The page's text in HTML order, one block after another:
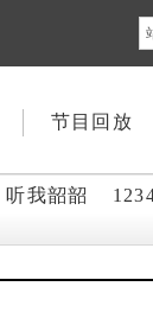
节目回放
听我韶韶